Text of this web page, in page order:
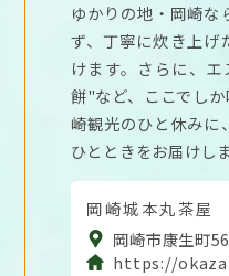
ゆかりの地・岡崎な
ず、丁寧に炊き上げ
けます。さらに、
餅"など、ここでし
崎観光のひと休みに
ひとときをお届けしま
岡崎城本丸茶屋
岡崎市康生町
https://